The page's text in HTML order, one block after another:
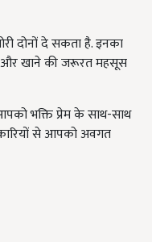
दोनों दे सकता है. इनका
खाने की जरूरत महसूस
भक्ति प्रेम के साथ-साथ
से आपको अवगत